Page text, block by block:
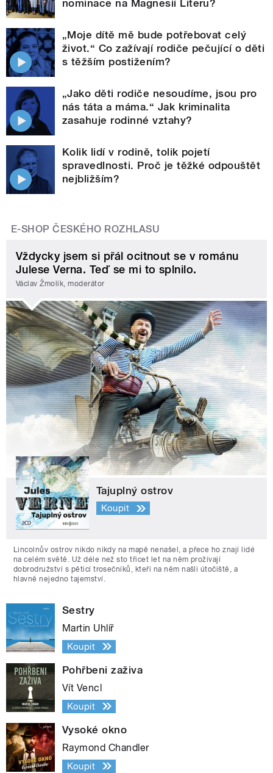
nominace na Magnesii Literu?
„Moje dítě mě bude potřebovat celý
život.“ Co zažívají rodiče pečující o děti
s těžším postižením?
„Jako děti rodiče nesoudíme, jsou pro
nás táta a máma.“ Jak kriminalita
zasahuje rodinné vztahy?
Kolik lidí v rodině, tolik pojetí
spravedlnosti. Proč je těžké odpouštět
nejbližším?
E-SHOP ČESKÉHO ROZHLASU
Vždycky jsem si přál ocitnout se v románu
Julese Verna. Teď se mi to splnilo.
Václav Žmolík, moderátor
Tajuplný ostrov
Koupit
Lincolnův ostrov nikdo nikdy na mapě nenašel, a přece ho znají lidé
na celém světě. Už déle než sto třicet let na něm prožívají
dobrodružství s pěticí trosečníků, kteří na něm našli útočiště, a
hlavně nejedno tajemství.
Sestry
Martin Uhlíř
Koupit
Pohřbeni zaživa
Vít Vencl
Koupit
Vysoké okno
Raymond Chandler
Koupit